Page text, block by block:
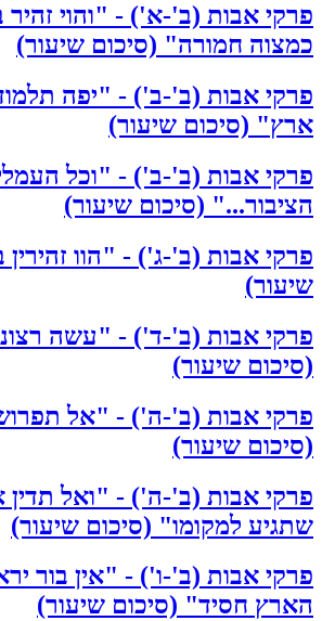
פרקי אבות (ב'-א') - "והוי
כמצוה חמורה" (סיכום שיעור)
פרקי אבות (ב'-ב') - "יפה
ארץ" (סיכום שיעור)
פרקי אבות (ב'-ב') - "וכל
הציבור..." (סיכום שיעור)
פרקי אבות (ב'-ג') - "הוו
שיעור)
פרקי אבות (ב'-ד') - "עשה
(סיכום שיעור)
פרקי אבות (ב'-ה') - "אל
(סיכום שיעור)
פרקי אבות (ב'-ה') - "ואל
שתגיע למקומו" (סיכום שיעור)
פרקי אבות (ב'-ו') - "אין בור
הארץ חסיד" (סיכום שיעור)